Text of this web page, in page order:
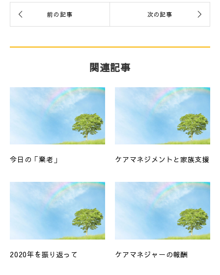
関連記事
今日の「棄老」 ケアマネジメントと家族支援
2020年を振り返って ケアマネジャーの報酬